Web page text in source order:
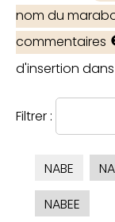
nom du
commentaires
d'insertion
Filtrer :
NABE
NABEE